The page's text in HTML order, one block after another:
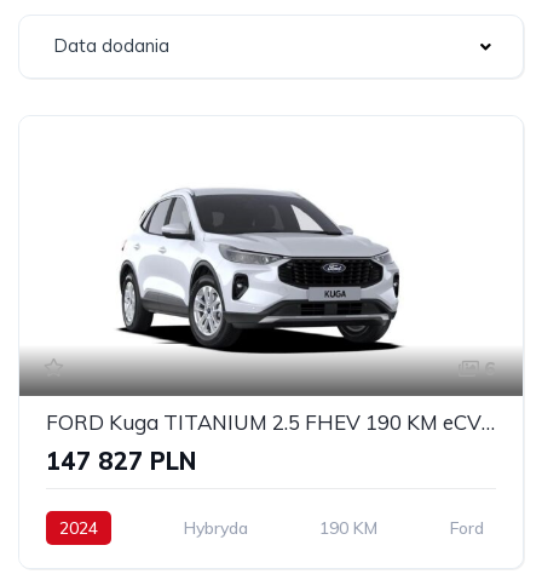
Data dodania
6
FORD Kuga TITANIUM 2.5 FHEV 190 KM eCVT FWD Titanium 5Dt
147 827 PLN
2024 Hybryda 190 KM Ford